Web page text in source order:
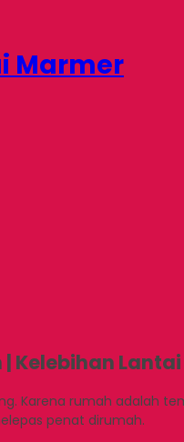
Marmer
Kelebihan
Karena rumah adalah
penat dirumah.